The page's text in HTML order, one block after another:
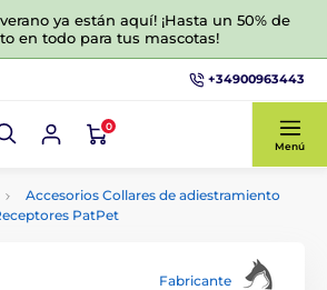
ya están aquí! ¡Hasta un 50% de
en todo para tus mascotas!
+34900963443
0
Menú
Accesorios Collares de adiestramiento
PatPet
Fabricante